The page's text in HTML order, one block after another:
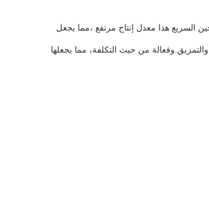
يضمن وقت التسخين السريع هذا معدل إنتاج مرتفع ،مما يجعل
من حيث التكلفة، مما يجعلها